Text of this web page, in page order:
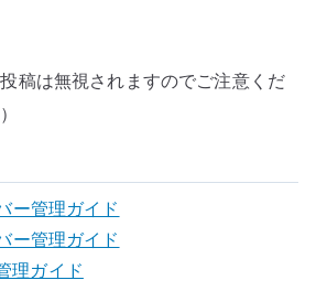
稿は無視されますのでご注意くだ
ー管理ガイド
ー管理ガイド
理ガイド